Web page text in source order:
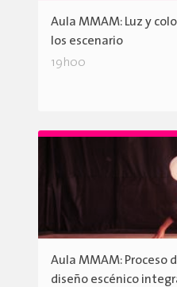
Aula MMAM: Luz y
los escenario
19h00
Aula MMAM: Proceso
diseño escénico